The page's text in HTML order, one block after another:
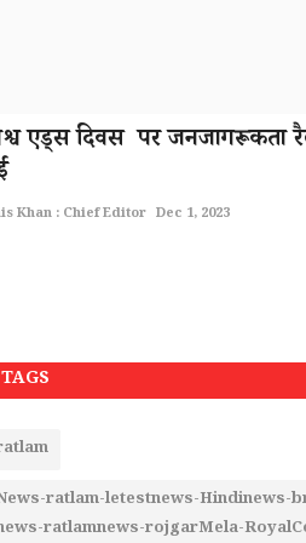
एड्स दिवस पर जनजागरूकता
Khan : Chief Editor Dec 1, 2023
TAGS
ratlam-letestnews-Hindinews-
ratlamnews-rojgarMela-